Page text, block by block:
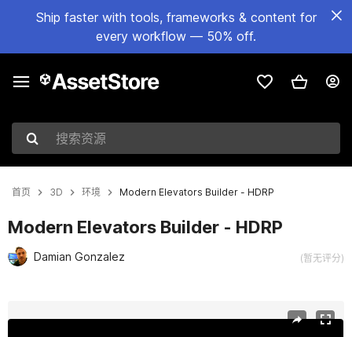
Ship faster with tools, frameworks & content for
every workflow — 50% off.
搜索资源
首页 3D 环境 Modern Elevators Builder - HDRP
Modern Elevators Builder - HDRP
Damian Gonzalez (暂无评分)